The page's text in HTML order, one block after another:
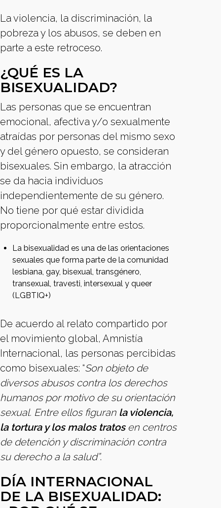
La violencia, la discriminación, la
pobreza y los abusos, se deben en
parte a este retroceso.
¿QUÉ ES LA
BISEXUALIDAD?
Las personas que se encuentran
emocional, afectiva y/o sexualmente
atraídas por personas del mismo sexo
y del género opuesto, se consideran
bisexuales. Sin embargo, la atracción
se da hacia individuos
independientemente de su género.
No tiene por qué estar dividida
proporcionalmente entre estos.
La bisexualidad es una de las orientaciones
sexuales que forma parte de la comunidad
lesbiana, gay, bisexual, transgénero,
transexual, travesti, intersexual y queer
(LGBTIQ+)
De acuerdo al relato compartido por
el movimiento global, Amnistía
Internacional, las personas percibidas
como bisexuales: “Son objeto de
diversos abusos contra los derechos
humanos por motivo de su orientación
sexual. Entre ellos figuran la violencia,
la tortura y los malos tratosen centros
de detención y discriminación contra
su derecho a la salud”.
DÍA INTERNACIONAL
DE LA BISEXUALIDAD: